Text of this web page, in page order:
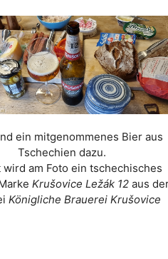
ein mitgenommenes Bier aus
Tschechien dazu.
wird am Foto ein tschechisches
Krušovice Ležák 12aus
Königliche Brauerei Krušovice